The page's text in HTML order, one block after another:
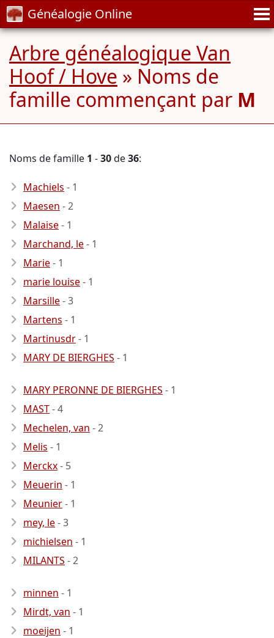
Généalogie Online
Arbre généalogique Van
Hoof / Hove » Noms de
famille commençant par M
Noms de famille 1 -30de36:
Machiels - 1
Maesen - 2
Malaise- 1
Marchand, le- 1
Marie- 1
marie louise- 1
Marsille- 3
Martens - 1
Martinusdr- 1
MARY DE BIERGHES - 1
MARY PERONNE DE BIERGHES - 1
MAST- 4
Mechelen, van - 2
Melis - 1
Merckx- 5
Meuerin - 1
Meunier- 1
mey, le- 3
michielsen - 1
MILANTS - 2
minnen - 1
Mirdt, van - 1
moeijen - 1